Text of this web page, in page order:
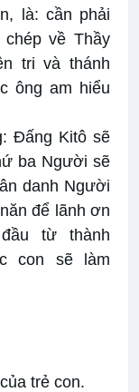
là: cần phải
về Thầy
tri và thánh
ông am hiểu
Ðấng Kitô sẽ
ba Người sẽ
danh Người
để lãnh ơn
từ thành
con sẽ làm
trẻ con.